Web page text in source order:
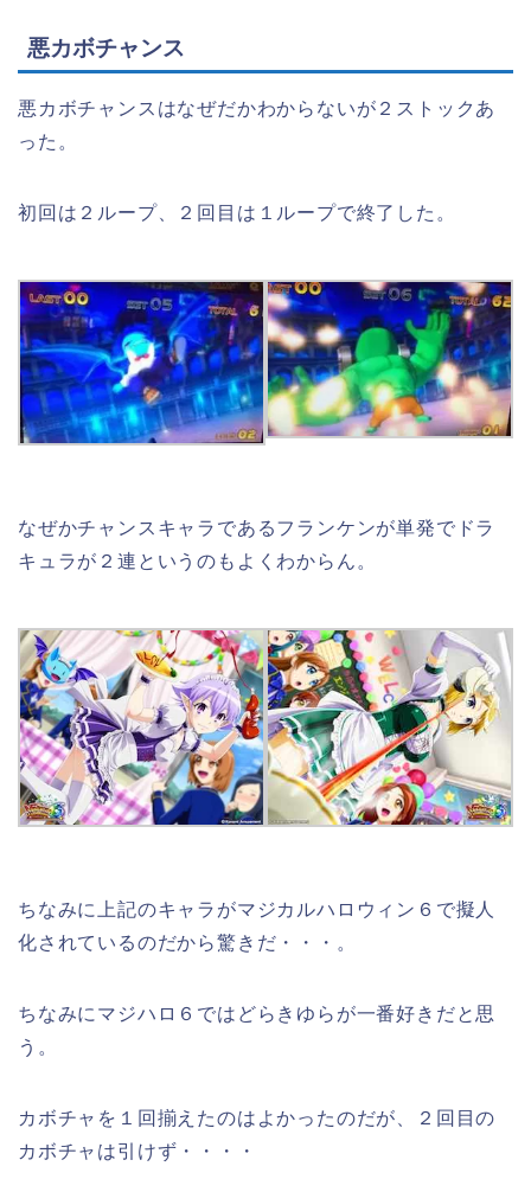
悪カボチャンス
悪カボチャンスはなぜだかわからないが２ストックあ
った。
初回は２ループ、２回目は１ループで終了した。
なぜかチャンスキャラであるフランケンが単発でドラ
キュラが２連というのもよくわからん。
ちなみに上記のキャラがマジカルハロウィン６で擬人
化されているのだから驚きだ・・・。
ちなみにマジハロ６ではどらきゆらが一番好きだと思
う。
カボチャを１回揃えたのはよかったのだが、２回目の
カボチャは引けず・・・・